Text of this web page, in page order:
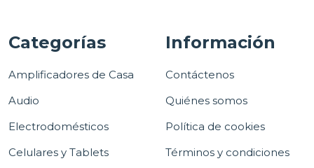
Categorías
Amplificadores de Casa
Audio
Electrodomésticos
Celulares y Tablets
Información
Contáctenos
Quiénes somos
Política de cookies
Términos y condiciones